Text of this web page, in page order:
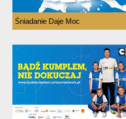
Śniadanie Daje Moc